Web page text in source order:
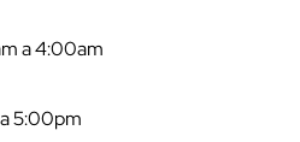
a 4:00am
5:00pm